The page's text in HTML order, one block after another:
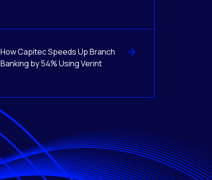
How Capitec Speeds Up Branch
Banking by 54% Using Verint